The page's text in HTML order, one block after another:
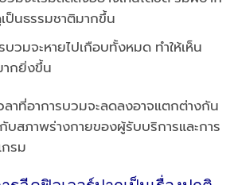
เป็นธรรมชาติมากขึ้น
บวมจะหายไปเกือบทั้งหมด ทำให้เห็น
กยิ่งขึ้น
ลาที่อาการบวมจะลดลงอาจแตกต่างกัน
บสภาพร่างกายของผู้รับบริการและการ
รม